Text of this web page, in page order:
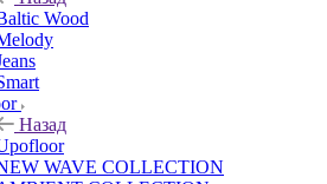
Wood
Назад
WAVE COLLECTION